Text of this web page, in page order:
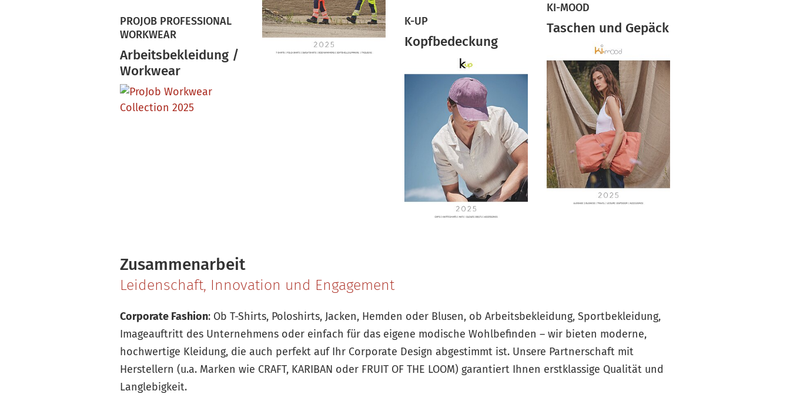
PROJOB PROFESSIONAL
WORKWEAR
Arbeitsbekleidung /
Workwear
K-UP
Kopfbedeckung
KI-MOOD
Taschen und Gepäck
Zusammenarbeit
Leidenschaft, Innovation und Engagement
Corporate Fashion: Ob T-Shirts, Poloshirts, Jacken, Hemden oder Blusen, ob Arbeitsbekleidung, Sportbekleidung,
Imageauftritt des Unternehmens oder einfach für das eigene modische Wohlbefinden – wir bieten moderne,
hochwertige Kleidung, die auch perfekt auf Ihr Corporate Design abgestimmt ist. Unsere Partnerschaft mit
Herstellern (u.a. Marken wie CRAFT, KARIBAN oder FRUIT OF THE LOOM) garantiert Ihnen erstklassige Qualität und
Langlebigkeit.